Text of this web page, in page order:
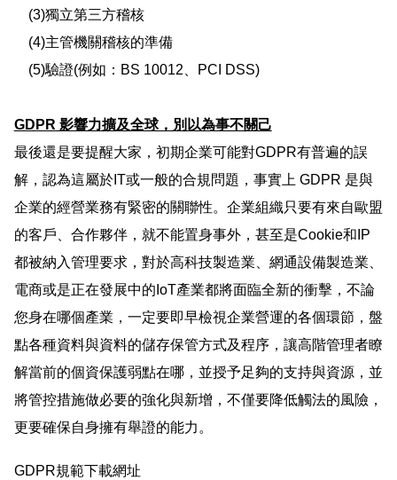
(3)獨立第三方稽核
(4)主管機關稽核的準備
(5)驗證(例如：BS 10012、PCI DSS)
GDPR 影響力擴及全球，別以為事不關己
最後還是要提醒大家，初期企業可能對GDPR有普遍的誤
解，認為這屬於IT或一般的合規問題，事實上 GDPR 是與
企業的經營業務有緊密的關聯性。企業組織只要有來自歐盟
的客戶、合作夥伴，就不能置身事外，甚至是Cookie和IP
都被納入管理要求，對於高科技製造業、網通設備製造業、
電商或是正在發展中的IoT產業都將面臨全新的衝擊，不論
您身在哪個產業，一定要即早檢視企業營運的各個環節，盤
點各種資料與資料的儲存保管方式及程序，讓高階管理者瞭
解當前的個資保護弱點在哪，並授予足夠的支持與資源，並
將管控措施做必要的強化與新增，不僅要降低觸法的風險，
更要確保自身擁有舉證的能力。
GDPR規範下載網址